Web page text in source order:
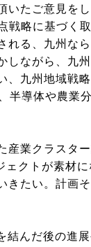
いたご意見を
戦略に基づく
る、九州な
しながら、九
九州地域戦
半導体や農業
産業クラスタ
クトが素材に
たい。計画そ
結んだ後の進